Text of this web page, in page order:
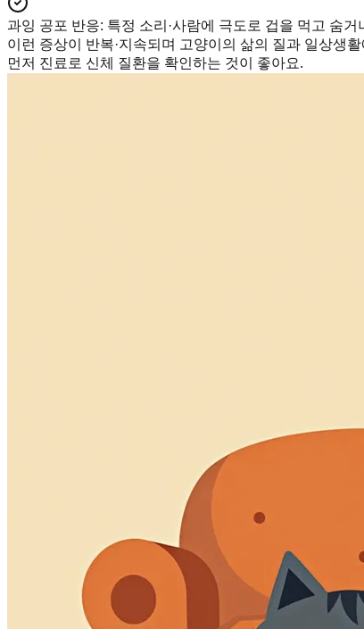
과잉 공포 반응: 특정 소리·사람에 극도로 겁을 먹고 숨거
이런 증상이 반복·지속되며 고양이의 삶의 질과 일상생
먼저 진료로 신체 질환을 확인하는 것이 좋아요.